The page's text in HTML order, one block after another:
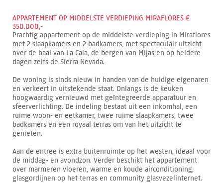
APPARTEMENT OP MIDDELSTE VERDIEPING MIRAFLORES €
350.000,-
Prachtig appartement op de middelste verdieping in Miraflores
met 2 slaapkamers en 2 badkamers, met spectaculair uitzicht
over de baai van La Cala, de bergen van Mijas en op heldere
dagen zelfs de Sierra Nevada.
De woning is sinds nieuw in handen van de huidige eigenaren
en verkeert in uitstekende staat. Onlangs is de keuken
hoogwaardig vernieuwd met geïntegreerde apparatuur en
sfeerverlichting. De indeling bestaat uit een inkomhal, een
ruime woon- en eetkamer, twee ruime slaapkamers, twee
badkamers en een royaal terras om van het uitzicht te
genieten.
Aan de entree is extra buitenruimte op het westen, ideaal voor
de middag- en avondzon. Verder beschikt het appartement
over marmeren vloeren, warme en koude airconditioning,
glasgordijnen op het terras en community glasvezelinternet.